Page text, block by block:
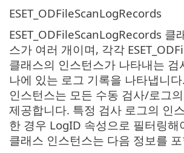
ESET_ODFileScanLogRecords
ESET_ODFileScanLogRecords 클
스가 여러 개이며, 각각
클래스의 인스턴스가 나타내는 검
나에 있는 로그 기록을 나타냅니
인스턴스는 모든 수동 검사/로그
제공합니다. 특정 검사 로그의 인
한 경우 LogID 속성으로 필터링해
클래스 인스턴스는 다음 정보를